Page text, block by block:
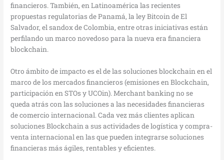
financieros. También, en Latinoamérica las recientes
propuestas regulatorias de Panamá, la ley Bitcoin de El
Salvador, el sandox de Colombia, entre otras iniciativas están
perfilando un marco novedoso para la nueva era financiera
blockchain.
Otro ámbito de impacto es el de las soluciones blockchain en el
marco de los mercados financieros (emisiones en Blockchain,
participación en STOs y UCOin). Merchant banking no se
queda atrás con las soluciones a las necesidades financieras
de comercio internacional. Cada vez más clientes aplican
soluciones Blockchain a sus actividades de logística y compra-
venta internacional en las que pueden integrarse soluciones
financieras más ágiles, rentables y eficientes.